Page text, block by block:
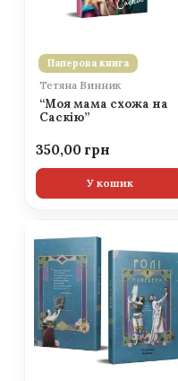
Паперова книга
Тетяна Винник
“Моя мама схожа на
Саскію”
350,00
У кошик